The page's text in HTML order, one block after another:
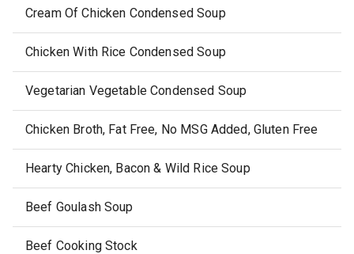
Cream Of Chicken Condensed Soup
Chicken With Rice Condensed Soup
Vegetarian Vegetable Condensed Soup
Chicken Broth, Fat Free, No MSG Added, Gluten Free
Hearty Chicken, Bacon & Wild Rice Soup
Beef Goulash Soup
Beef Cooking Stock